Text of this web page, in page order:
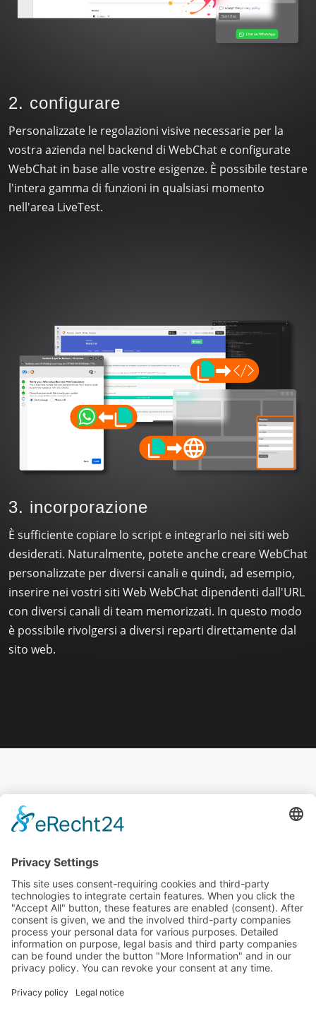
2. configurare
Personalizzate le regolazioni visive necessarie per la
vostra azienda nel backend di WebChat e configurate
WebChat in base alle vostre esigenze. È possibile testare
l'intera gamma di funzioni in qualsiasi momento
nell'area LiveTest.
3. incorporazione
È sufficiente copiare lo script e integrarlo nei siti web
desiderati. Naturalmente, potete anche creare WebChat
personalizzate per diversi canali e quindi, ad esempio,
inserire nei vostri siti Web WebChat dipendenti dall'URL
con diversi canali di team memorizzati. In questo modo
è possibile rivolgersi a diversi reparti direttamente dal
sito web.
Impronta|GTC| Protezione dei dati|Esclusione di
responsabilità